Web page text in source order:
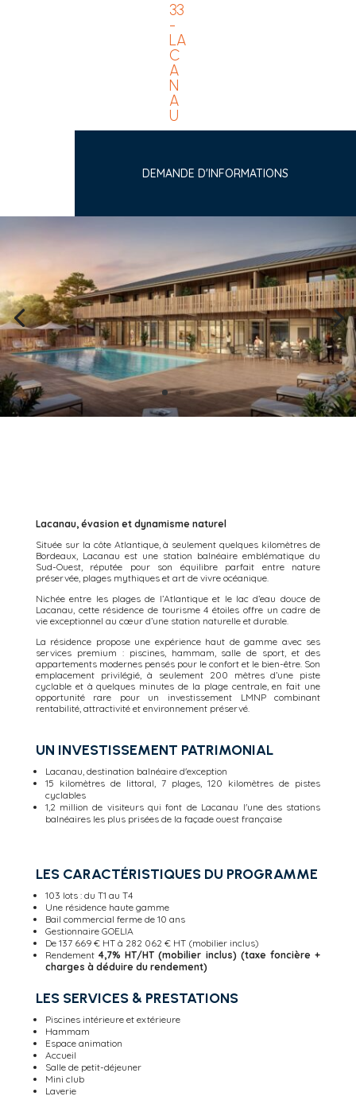
33
-
LA
C
A
N
A
U
DEMANDE D'INFORMATIONS
Lacanau, évasion et dynamisme naturel
Située sur la côte Atlantique, à seulement quelques kilomètres de
Bordeaux, Lacanau est une station balnéaire emblématique du
Sud-Ouest, réputée pour son équilibre parfait entre nature
préservée, plages mythiques et art de vivre océanique.
Nichée entre les plages de l’Atlantique et le lac d’eau douce de
Lacanau, cette résidence de tourisme 4 étoiles offre un cadre de
vie exceptionnel au cœur d’une station naturelle et durable.
La résidence propose une expérience haut de gamme avec ses
services premium : piscines, hammam, salle de sport, et des
appartements modernes pensés pour le confort et le bien-être. Son
emplacement privilégié, à seulement 200 mètres d’une piste
cyclable et à quelques minutes de la plage centrale, en fait une
opportunité rare pour un investissement LMNP combinant
rentabilité, attractivité et environnement préservé.
UN INVESTISSEMENT PATRIMONIAL
Lacanau, destination balnéaire d'exception
15 kilomètres de littoral, 7 plages, 120 kilomètres de pistes
cyclables
1,2 million de visiteurs qui font de Lacanau l'une des stations
balnéaires les plus prisées de la façade ouest française
LES CARACTÉRISTIQUES DU PROGRAMME
103 lots : du T1 au T4
Une résidence haute gamme
Bail commercial ferme de 10 ans
Gestionnaire GOELIA
De 137 669 € HT à 282 062 € HT (mobilier inclus)
Rendement4,7% HT/HT (mobilier inclus) (taxe foncière +
charges à déduire du rendement)
LES SERVICES & PRESTATIONS
Piscines intérieure et extérieure
Hammam
Espace animation
Accueil
Salle de petit-déjeuner
Mini club
Laverie